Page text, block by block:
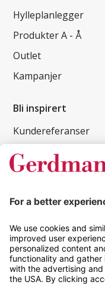
Hylleplanlegger
Produkter A - Å
Outlet
Kampanjer
Bli inspirert
Kundereferanser
Magasin
Tips og guider
Kontakt
info@gerdmans.no
67 80 56 20
Åpningstid